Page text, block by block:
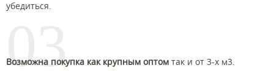
убедиться.
03
Возможна покупка как крупным оптом так и от 3-х м3.